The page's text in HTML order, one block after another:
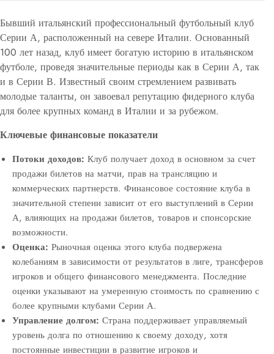
Бывший итальянский профессиональный футбольный клуб
Серии А, расположенный на севере Италии. Основанный
100 лет назад, клуб имеет богатую историю в итальянском
футболе, проведя значительные периоды как в Серии А, так
и в Серии В. Известный своим стремлением развивать
молодые таланты, он завоевал репутацию фидерного клуба
для более крупных команд в Италии и за рубежом.
Ключевые финансовые показатели
Потоки доходов: Клуб получает доход в основном за счет
продажи билетов на матчи, прав на трансляцию и
коммерческих партнерств. Финансовое состояние клуба в
значительной степени зависит от его выступлений в Серии
А, влияющих на продажи билетов, товаров и спонсорские
возможности.
Оценка: Рыночная оценка этого клуба подвержена
колебаниям в зависимости от результатов в лиге, трансферов
игроков и общего финансового менеджмента. Последние
оценки указывают на умеренную стоимость по сравнению с
более крупными клубами Серии А.
Управление долгом: Страна поддерживает управляемый
уровень долга по отношению к своему доходу, хотя
постоянные инвестиции в развитие игроков и